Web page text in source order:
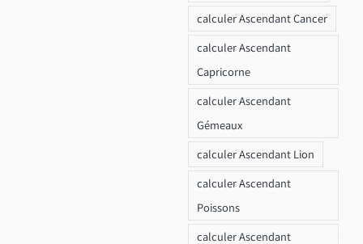
calculer Ascendant Cancer
calculer Ascendant
Capricorne
calculer Ascendant
Gémeaux
calculer Ascendant Lion
calculer Ascendant
Poissons
calculer Ascendant